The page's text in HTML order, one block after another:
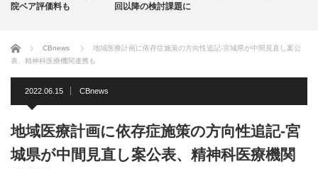
回以降の検討課題に
ホーム CBnews
地域医療計画に依存症施策の方向性追記-宮城県が中間見直し案公
表、精神科医療機関連携も
2022.06.15 CBnews
地域医療計画に依存症施策の方向性追記-宮
城県が中間見直し案公表、精神科医療機関